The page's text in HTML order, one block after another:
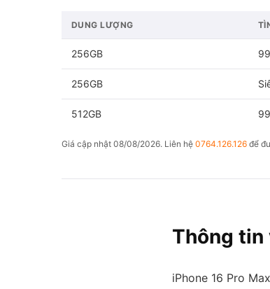
DUNG LƯỢNG
256GB
256GB
512GB
Giá cập nhật 08/08/2026. Liên hệ 0764.126.126 để
Thông tin
iPhone 16 Pro